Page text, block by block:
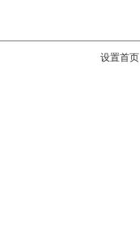
设置首页